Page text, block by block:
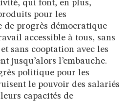
qui font, en plus,
pour les
de progrès démocratique
accessible à tous, sans
sans cooptation avec les
jusqu’alors l’embauche.
politique pour les
le pouvoir des salariés
capacités de